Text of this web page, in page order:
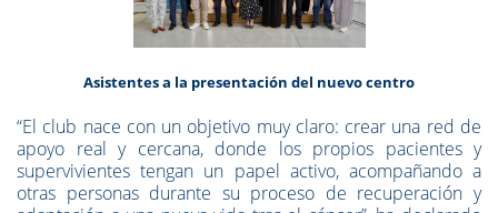
Asistentes a la presentación del nuevo centro
“El club nace con un objetivo muy claro: crear una red de
apoyo real y cercana, donde los propios pacientes y
supervivientes tengan un papel activo, acompañando a
otras personas durante su proceso de recuperación y